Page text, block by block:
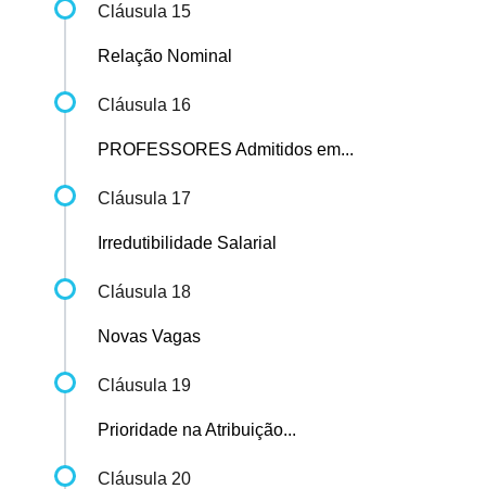
Cláusula 15
Relação Nominal
Cláusula 16
PROFESSORES Admitidos em...
Cláusula 17
Irredutibilidade Salarial
Cláusula 18
Novas Vagas
Cláusula 19
Prioridade na Atribuição...
Cláusula 20